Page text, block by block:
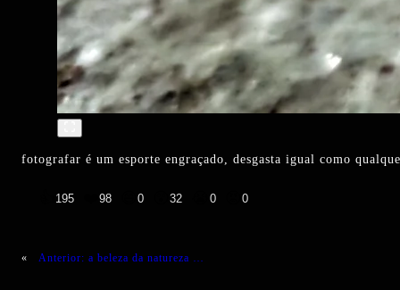
fotografar é um esporte engraçado, desgasta igual como
195 98 0 32 0 0
« Anterior: a beleza da natureza …